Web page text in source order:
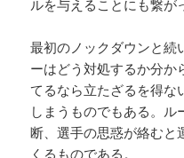
ルを与えることにも繋が
最初のノックダウンと続
ーはどう対処するか分か
てるなら立たざるを得な
しまうものでもある。
断、選手の思惑が絡むと
くるものである。